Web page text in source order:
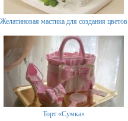
Желатиновая мастика для создания цветов
Торт «Сумка»